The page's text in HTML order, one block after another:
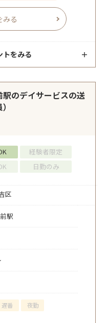
みる
トをみる
のデイサービスの送
経験者限定
日勤のみ
区
駅
遅番 夜勤